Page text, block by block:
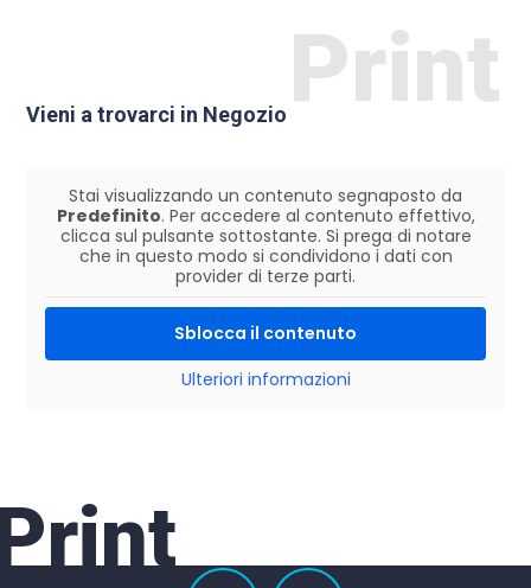
Print
Vieni a trovarci in Negozio
Stai visualizzando un contenuto segnaposto da
Predefinito. Per accedere al contenuto effettivo,
clicca sul pulsante sottostante. Si prega di notare
che in questo modo si condividono i dati con
provider di terze parti.
Sblocca il contenuto
Ulteriori informazioni